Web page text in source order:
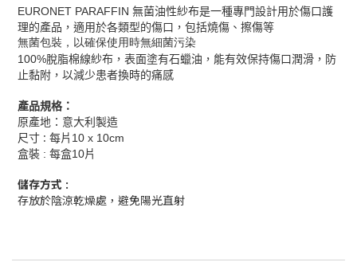
EURONET PARAFFIN 無菌油性紗布是一種專門設計用於傷口護
理的產品，適用於各類型的傷口，包括燒傷、擦傷等
無菌包裝，以確保使用時無細菌污染
100%脫脂棉線紗布，表面塗有石蠟油，能有效保持傷口潤滑，防
止黏附，以減少患者換時的痛感
產品規格：
原產地 ：意大利製造
尺寸 : 每片 10 x 10cm
盒裝 : 每盒10片
儲存方式 :
存放於陰涼乾燥處，避免陽光直射